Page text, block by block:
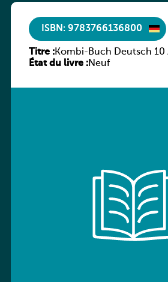
ISBN: 9783766136800
Titre :Kombi-Buch Deutsch 10
État du livre :Neuf